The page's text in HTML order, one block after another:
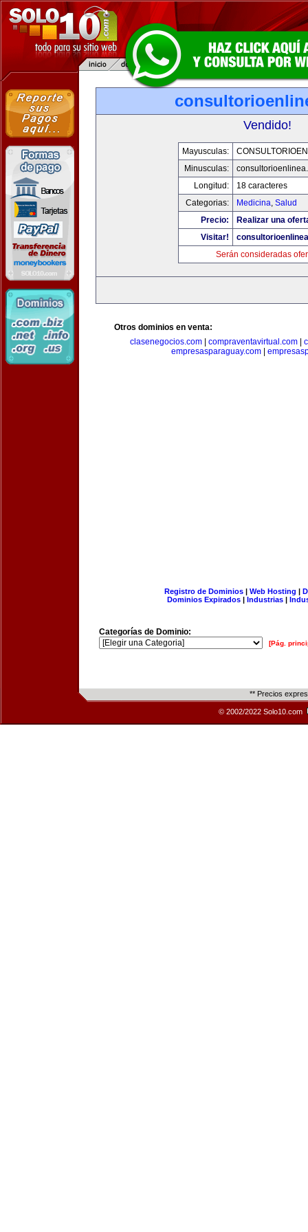
Vendido!
Mayusculas:
Minusculas:
Longitud:
18 caracteres
Categorias:
Medicina, Salud
Precio:
Realizar una
Visitar!
Serán consideradas
Otros dominios en venta:
clasenegocios.com| compraventavirtual.com|
empresasparaguay.com|
Registro de Dominios| Web Hosting |
Dominios Expirados | Industrias |
Categorías de Dominio:
[Pág.
** Precios
© 2002/2022 Solo10.com